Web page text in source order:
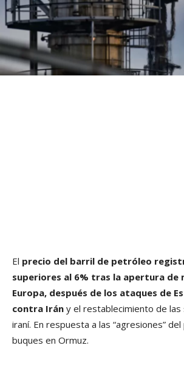
El precio del barril de petróleo
superiores al 6% tras la apertura de
Europa, después de los ataques de
contra Irán y el restablecimiento de las
iraní. En respuesta a las “agresiones”
buques en Ormuz.